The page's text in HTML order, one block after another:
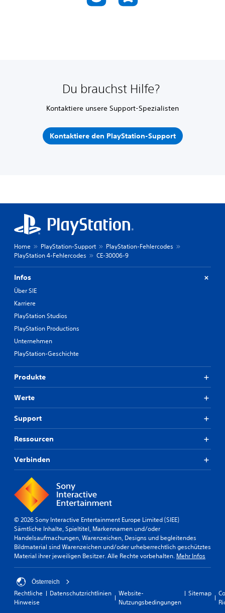
Du brauchst Hilfe?
Kontaktiere unsere Support-Spezialisten
Kontaktiere den PlayStation-Support
Home PlayStation-Support
PlayStation-Fehlercodes
PlayStation 4-Fehlercodes
CE-30006-9
Infos
Über SIE
Karriere
PlayStation Studios
PlayStation Productions
Unternehmen
PlayStation-Geschichte
Produkte
Werte
Support
Ressourcen
Verbinden
© 2026 Sony Interactive Entertainment Europe Limited (SIEE)
Sämtliche Inhalte, Spieltitel, Markennamen und/oder
Handelsaufmachungen, Warenzeichen, Designs und begleitendes
Bildmaterial sind Warenzeichen und/oder urheberrechtlich geschütztes
Material ihrer jeweiligen Besitzer. Alle Rechte vorbehalten. Mehr Infos
Österreich
Rechtliche
Hinweise
Datenschutzrichtlinien
Website-
Nutzungsbedingungen
Sitemap